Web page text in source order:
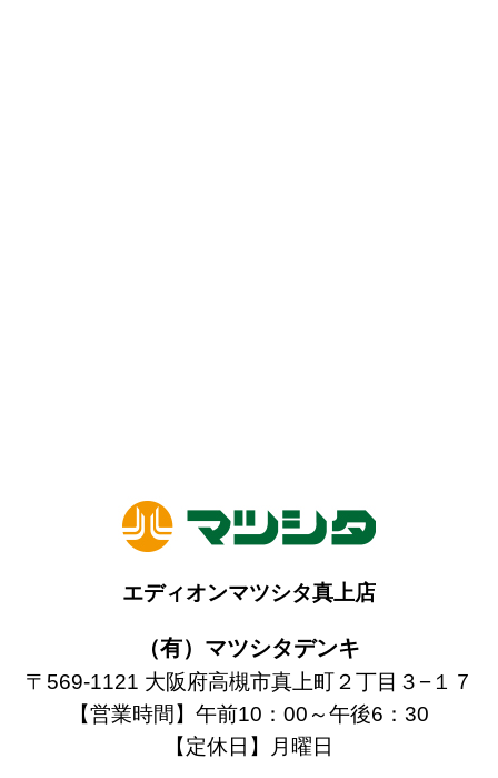
エディオンマツシタ真上店
（有）マツシタデンキ
〒569-1121 大阪府高槻市真上町２丁目３−１７
【営業時間】午前10：00～午後6：30
【定休日】月曜日